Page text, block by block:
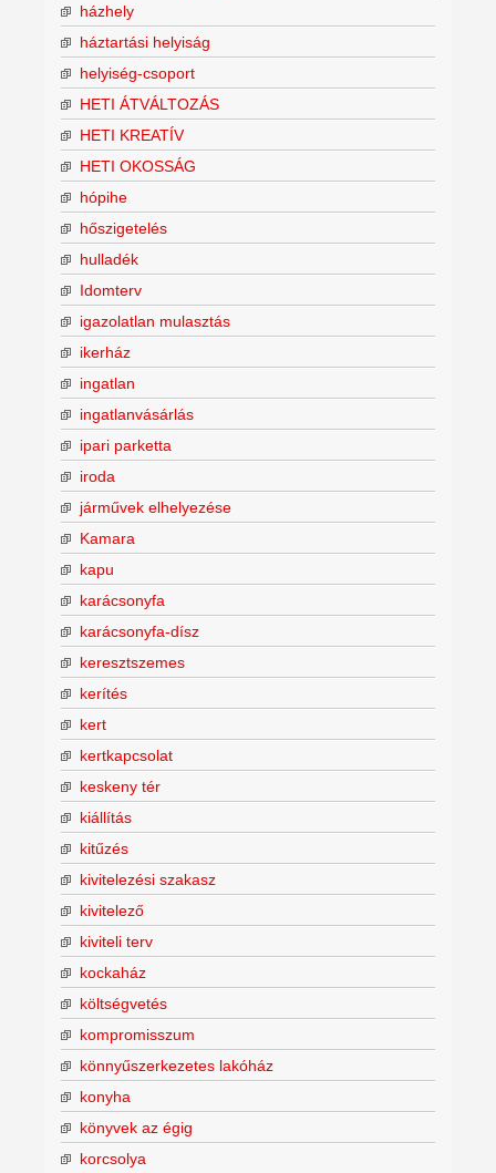
házhely
háztartási helyiság
helyiség-csoport
HETI ÁTVÁLTOZÁS
HETI KREATÍV
HETI OKOSSÁG
hópihe
hőszigetelés
hulladék
Idomterv
igazolatlan mulasztás
ikerház
ingatlan
ingatlanvásárlás
ipari parketta
iroda
járművek elhelyezése
Kamara
kapu
karácsonyfa
karácsonyfa-dísz
keresztszemes
kerítés
kert
kertkapcsolat
keskeny tér
kiállítás
kitűzés
kivitelezési szakasz
kivitelező
kiviteli terv
kockaház
költségvetés
kompromisszum
könnyűszerkezetes lakóház
konyha
könyvek az égig
korcsolya